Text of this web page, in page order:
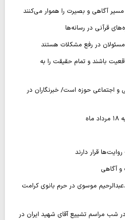
مسیر آگاهی و بصیرت را هموار می‌کنند
قرآنی در رسانه‌ها
مسئولان در رفع مشکلات هستند
باشند و تمام حقیقت را به
و اجتماعی حوزه است/ خبرنگاران در
قرار دارند
و آگاهی
موسوی در حرم بانوی کرامت
۷۵۰ هزار نفر در شب مراسم تشییع آقای شهید ایران در